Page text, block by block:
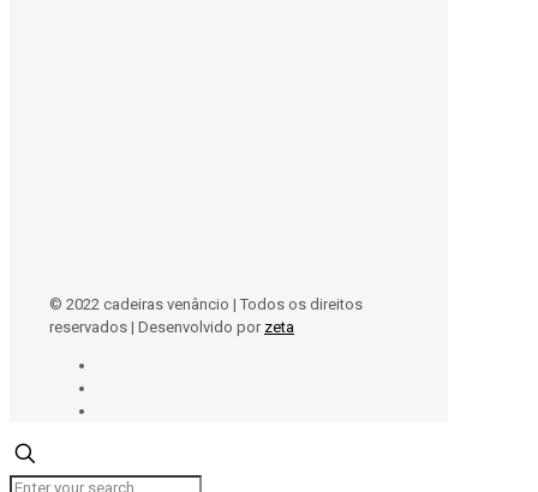
© 2022 cadeiras venâncio | Todos os direitos
reservados | Desenvolvido por zeta